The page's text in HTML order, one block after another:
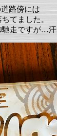
路傍には
てました。
馳走ですが…汗